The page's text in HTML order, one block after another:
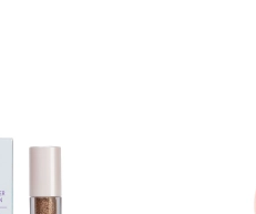
rápidamente, revisar